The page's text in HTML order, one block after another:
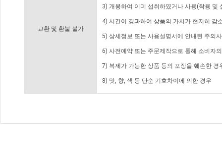
교환 및 환불 불가
3) 개봉하여 이미 섭취하였거나 사용(착용 및
4) 시간이 경과하여 상품의 가치가 현저히 감
5) 상세정보 또는 사용설명서에 안내된 주의
6) 사전예약 또는 주문제작으로 통해 소비자
7) 복제가 가능한 상품 등의 포장을 훼손한 경
8) 맛, 향, 색 등 단순 기호차이에 의한 경우